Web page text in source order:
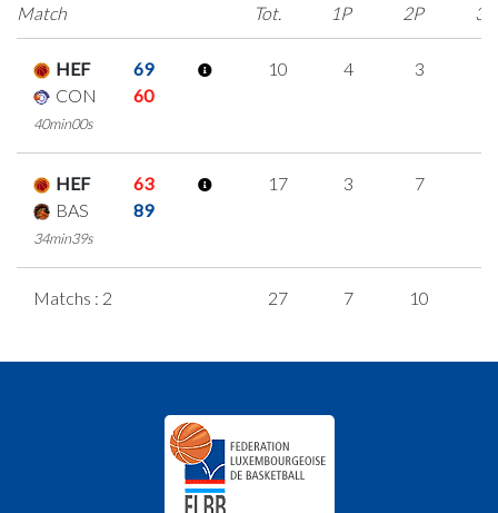
Match
Tot.
1P 2P 3P
HEF
69
CON
60
40min00s
10 4 3
HEF
63
BAS
89
34min39s
17 3 7
Matchs : 2 27 7 10